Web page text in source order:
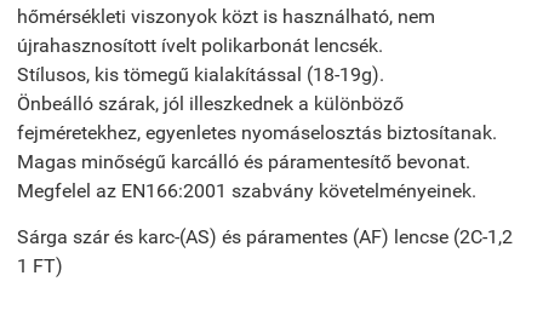
hőmérsékleti viszonyok közt is használható, nem
újrahasznosított ívelt polikarbonát lencsék.
Stílusos, kis tömegű kialakítással (18-19g).
Önbeálló szárak, jól illeszkednek a különböző
fejméretekhez, egyenletes nyomáselosztás biztosítanak.
Magas minőségű karcálló és páramentesítő bevonat.
Megfelel az EN166:2001 szabvány követelményeinek.
Sárga szár és karc-(AS) és páramentes (AF) lencse (2C-1,2
1 FT)